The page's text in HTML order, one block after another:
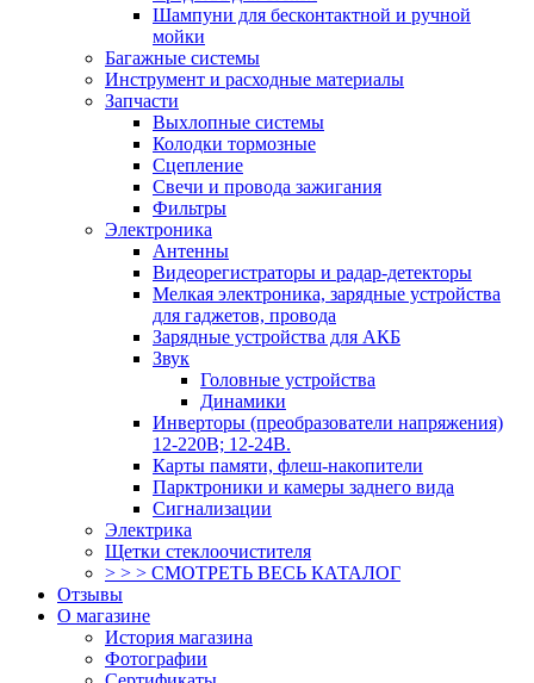
Шампуни для бесконтактной и ручной
мойки
Багажные системы
Инструмент и расходные материалы
Запчасти
Выхлопные системы
Колодки тормозные
Сцепление
Свечи и провода зажигания
Фильтры
Электроника
Антенны
Видеорегистраторы и радар-детекторы
Мелкая электроника, зарядные устройства
для гаджетов, провода
Зарядные устройства для АКБ
Звук
Головные устройства
Динамики
Инверторы (преобразователи напряжения)
12-220В; 12-24В.
Карты памяти, флеш-накопители
Парктроники и камеры заднего вида
Сигнализации
Электрика
Щетки стеклоочистителя
> > > СМОТРЕТЬ ВЕСЬ КАТАЛОГ
Отзывы
О магазине
История магазина
Фотографии